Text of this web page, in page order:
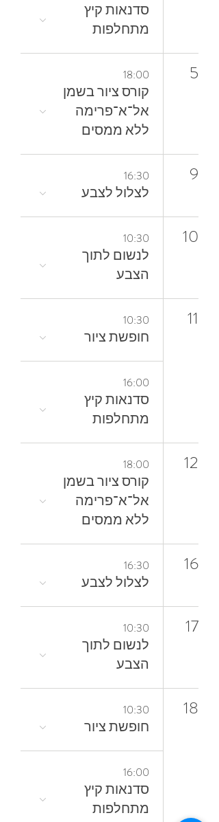
סדנאות קיץ
מתחלפות
5
18:00
קורס ציור בשמן
אל־א־פרימה
ללא ממסים
9
16:30
לצלול‭ ‬לצבע‭
10
10:30
‬הצבע
11
10:30
חופשת ציור
16:00
סדנאות קיץ
מתחלפות
12
18:00
קורס ציור בשמן
אל־א־פרימה
ללא ממסים
16
16:30
לצלול‭ ‬לצבע‭
17
10:30
‬הצבע
18
10:30
חופשת ציור
16:00
סדנאות קיץ
מתחלפות